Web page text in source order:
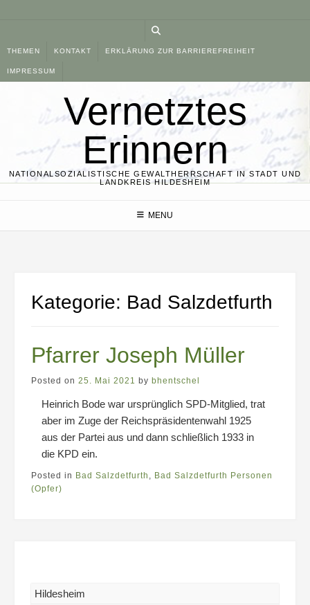
THEMEN KONTAKT ERKLÄRUNG ZUR BARRIEREFREIHEIT
IMPRESSUM
Vernetztes
Erinnern
NATIONALSOZIALISTISCHE GEWALTHERRSCHAFT IN STADT UND
LANDKREIS HILDESHEIM
MENU
Kategorie: Bad Salzdetfurth
Pfarrer Joseph Müller
Posted on 25. Mai 2021 by bhentschel
Heinrich Bode war ursprünglich SPD-Mitglied, trat
aber im Zuge der Reichspräsidentenwahl 1925
aus der Partei aus und dann schließlich 1933 in
die KPD ein.
Posted in Bad Salzdetfurth , Bad Salzdetfurth Personen
(Opfer)
Hildesheim